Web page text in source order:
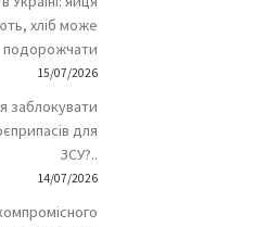
хліб може
подорожчати
15/07/2026
заблокувати
для
ЗСУ?..
14/07/2026